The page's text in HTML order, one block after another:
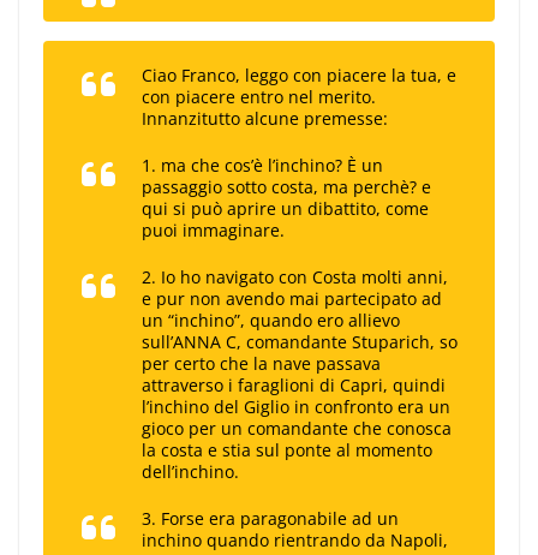
Ciao Franco, leggo con piacere la tua, e
con piacere entro nel merito.
Innanzitutto alcune premesse:
1. ma che cos’è l’inchino? È un
passaggio sotto costa, ma perchè? e
qui si può aprire un dibattito, come
puoi immaginare.
2. Io ho navigato con Costa molti anni,
e pur non avendo mai partecipato ad
un “inchino”, quando ero allievo
sull’ANNA C, comandante Stuparich, so
per certo che la nave passava
attraverso i faraglioni di Capri, quindi
l’inchino del Giglio in confronto era un
gioco per un comandante che conosca
la costa e stia sul ponte al momento
dell’inchino.
3. Forse era paragonabile ad un
inchino quando rientrando da Napoli,